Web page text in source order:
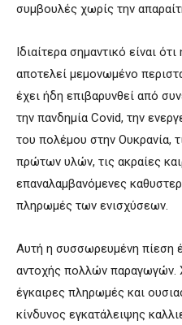
συμβουλές χωρίς την
Ιδιαίτερα σημαντικό είναι
αποτελεί μεμονωμένο
έχει ήδη επιβαρυνθεί από
την πανδημία Covid, την
του πολέμου στην Ουκρανία,
πρώτων υλών, τις ακραίες
επαναλαμβανόμενες
πληρωμές των ενισχύσεων.
Αυτή η συσσωρευμένη πίεση
αντοχής πολλών παραγωγών.
έγκαιρες πληρωμές και
κίνδυνος εγκατάλειψης